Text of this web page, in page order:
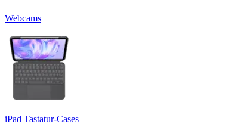
Webcams
iPad Tastatur-Cases